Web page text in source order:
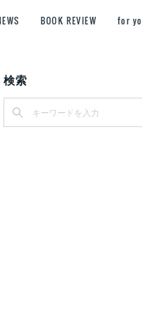
BOOK REVIEW for
検索